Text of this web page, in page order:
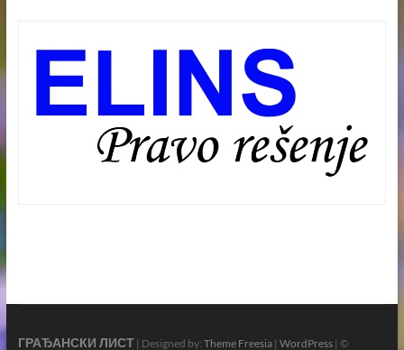
ГРАЂАНСКИ ЛИСТ| Designed by: Theme Freesia| WordPress| ©